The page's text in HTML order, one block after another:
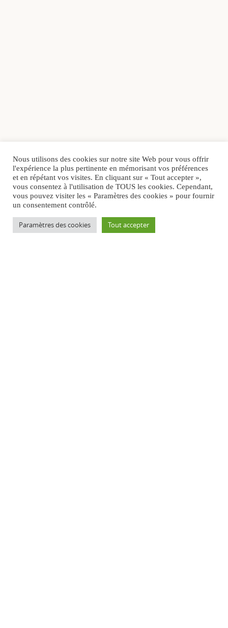
Nous utilisons des cookies sur notre site Web pour vous offrir
l'expérience la plus pertinente en mémorisant vos préférences
et en répétant vos visites. En cliquant sur « Tout accepter »,
vous consentez à l'utilisation de TOUS les cookies. Cependant,
vous pouvez visiter les « Paramètres des cookies » pour fournir
un consentement contrôlé.
Paramètres des cookies Tout accepter